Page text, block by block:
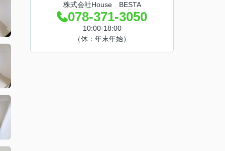
株式会社House BESTA
078-371-3050
10:00-18:00
（休：年末年始）